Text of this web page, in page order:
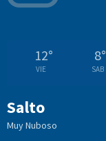
12°
VIE
8°
SAB
Salto
Muy Nuboso